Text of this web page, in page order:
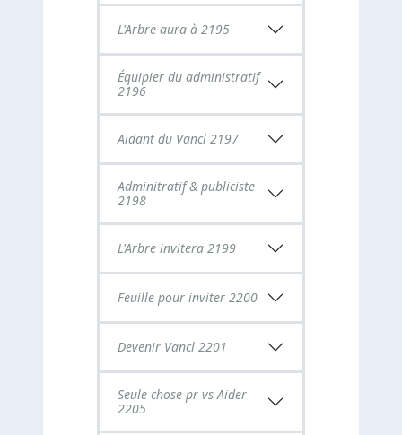
L'Arbre aura à 2195
Équipier du administratif
2196
Aidant du Vancl 2197
Adminitratif & publiciste
2198
L'Arbre invitera 2199
Feuille pour inviter 2200
Devenir Vancl 2201
Seule chose pr vs Aider
2205